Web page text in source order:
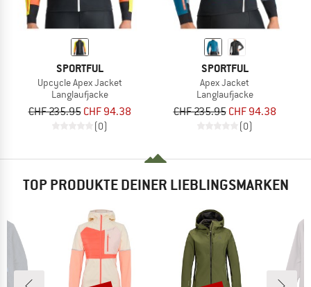
SPORTFUL
Upcycle Apex Jacket
Langlaufjacke
CHF 235.95 CHF 94.38
(0)
SPORTFUL
Apex Jacket
Langlaufjacke
CHF 235.95 CHF 94.38
(0)
TOP PRODUKTE DEINER LIEBLINGSMARKEN